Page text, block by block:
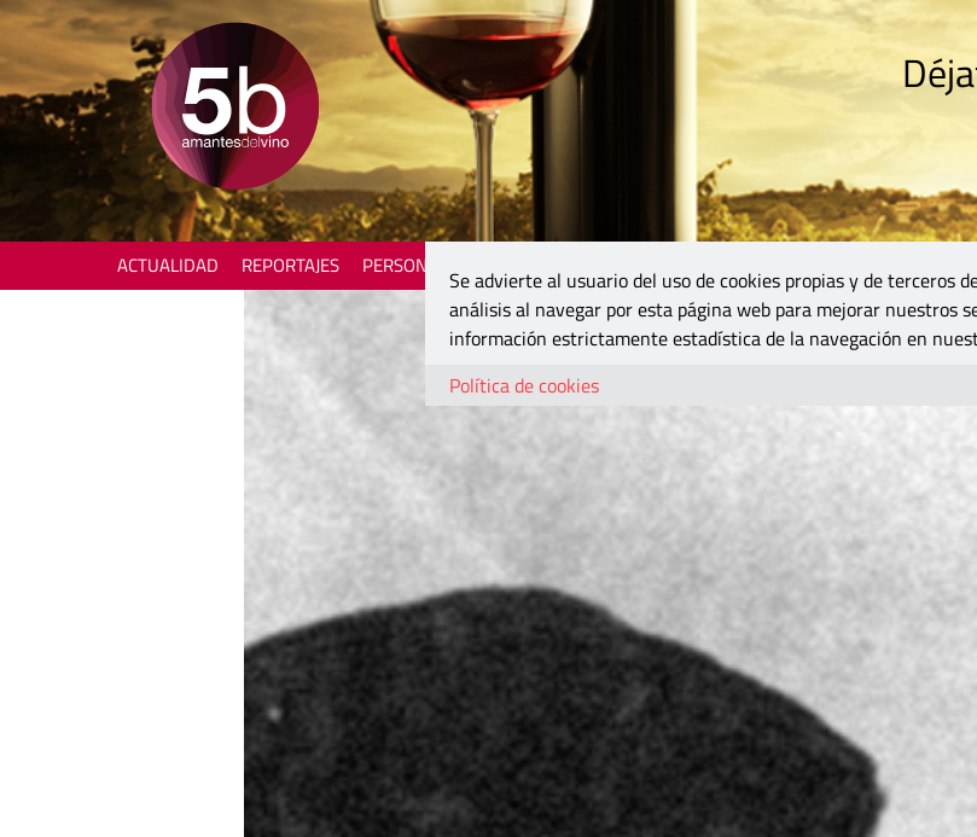
ACTUALIDAD REPORTAJES PERSONAJES
Se advierte al usuario del uso de cookies propias y de terceros
análisis al navegar por esta página web para mejorar nuestros
información estrictamente estadística de la navegación en
Política de cookies